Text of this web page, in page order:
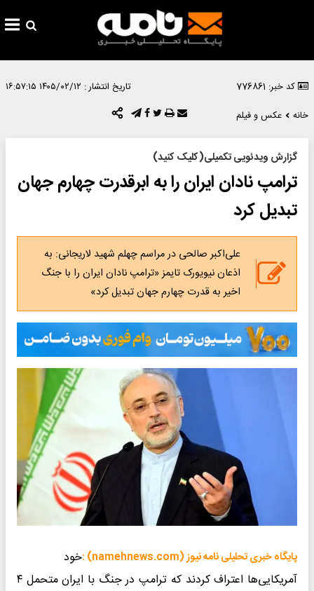
کد خبر: 776861 تاریخ انتشار : ۱۴۰۵/۰۲/۱۲ ۱۶:۵۷:۱۵
خانه
عکس و فیلم
گزارش ویدئویی تکمیلی(کلیک کنید)
ترامپ نادان ایران را به ابرقدرت چهارم جهان
تبدیل کرد
علی‌اکبر صالحی در مراسم چهلم شهید لاریجانی: به
اذعان نیویورک تایمز «ترامپ نادان ایران را با جنگ
اخیر به قدرت چهارم جهان تبدیل کرد»
پایگاه خبری تحلیلی نامه نیوز (namehnews.com) :
خود
آمریکایی‌ها اعتراف کردند که ترامپ در جنگ با ایران متحمل ۴